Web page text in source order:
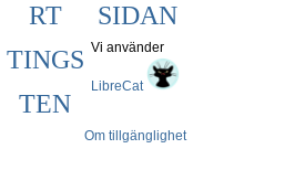
RT
TINGS
TEN
SIDAN
Om tillgänglighet
Vi använder
LibreCat